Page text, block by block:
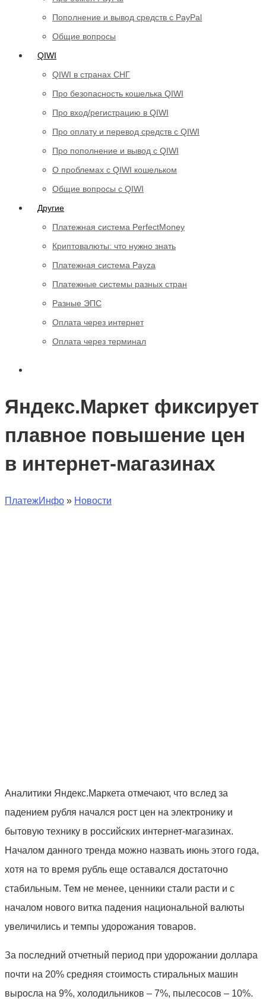
Пополнение и вывод средств с PayPal
Общие вопросы
QIWI
QIWI в странах СНГ
Про безопасность кошелька QIWI
Про вход/регистрацию в QIWI
Про оплату и перевод средств c QIWI
Про пополнение и вывод с QIWI
О проблемах с QIWI кошельком
Общие вопросы с QIWI
Другие
Платежная система PerfectMoney
Криптовалюты: что нужно знать
Платежная система Payza
Платежные системы разных стран
Разные ЭПС
Оплата через интернет
Оплата через терминал
Яндекс.Маркет фиксирует
плавное повышение цен
в интернет-магазинах
ПлатежИнфо » Новости
Аналитики Яндекс.Маркета отмечают, что вслед за
падением рубля начался рост цен на электронику и
бытовую технику в российских интернет-магазинах.
Началом данного тренда можно назвать июнь этого года,
хотя на то время рубль еще оставался достаточно
стабильным. Тем не менее, ценники стали расти и с
началом нового витка падения национальной валюты
увеличились и темпы удорожания товаров.
За последний отчетный период при удорожании доллара
почти на 20% средняя стоимость стиральных машин
выросла на 9%, холодильников – 7%, пылесосов – 10%.